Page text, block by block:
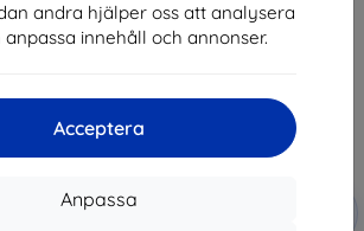
andra hjälper oss att analysera
innehåll och annonser.
Acceptera
Anpassa
EXTRA10 -10%